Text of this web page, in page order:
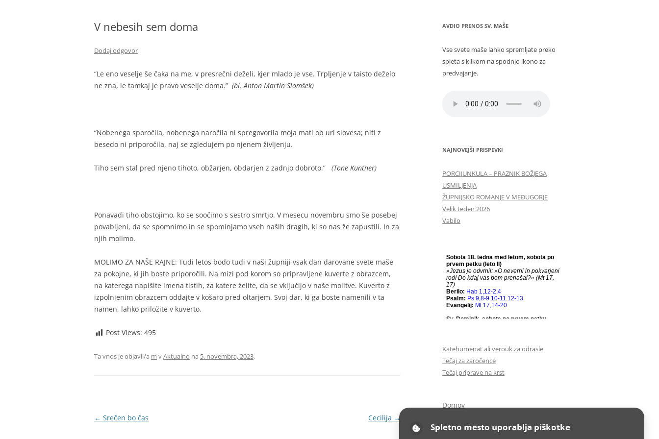
MINISTRANTI
ŽUPNIJSKI GOSPODARSKI SVET
V nebesih sem doma
Dodaj odgovor
“Le eno veselje še čaka na me, v presrečni deželi, kjer mlado je vse. Trpljenje v taisto deželo
ne zna, le tamkaj je pravo veselje doma.” (bl. Anton Martin Slomšek)
“Nobenega sporočila, nobenega naročila ni spregovorila moja mati ob uri slovesa; niti z
besedo ni priporočila, naj se zgledujem po njenem življenju.
Tiho sem stal pred njeno tihoto, obžarjen, obdarjen z zadnjo dobroto.” (Tone Kuntner)
Ponavadi tiho obstojimo, ko se soočimo s sestro smrtjo. V mesecu novembru smo še posebej
povabljeni, da se spomnimo in se spominjamo vseh naših dragih, ki so nas že zapustili. In za
njih molimo.
MOLIMO ZA NAŠE RAJNE: Tudi letos bodo tudi v naši župniji vsak dan darovane svete maše
za pokojne, ki jih boste priporočili. Na mizi pod korom so pripravljene kuverte z obrazcem,
na katerega napišite imena tistih, za katere želite, da se vključijo v naše molitve. Kuverto z
izpolnjenim obrazcem oddajte v košaro pred oltarjem. Svoj dar, ki ga boste namenili v ta
namen, lahko priložite v kuverto.
Post Views: 495
Ta vnos je objavil/a m vAktualno na 5. novembra, 2023.
Krmarjenje
← Srečen bo čas Cecilija →
AVDIO PRENOS SV. MAŠE
Vse svete maše lahko spremljate preko
spleta s klikom na spodnjo ikono za
predvajanje.
NAJNOVEJŠI PRISPEVKI
PORCIJUNKULA – PRAZNIK BOŽJEGA
USMILJENJA
ŽUPNIJSKO ROMANJE V MEĐUGORJE
Velik teden 2026
Vabilo
Katehumenat ali verouk za odrasle
Tečaj za zaročence
Tečaj priprave na krst
Domov
Spletno mesto uporablja piškotke